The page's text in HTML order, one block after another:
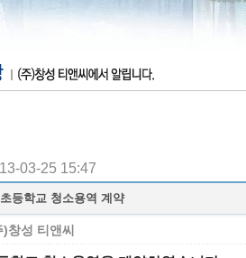
03-25 15:47
등학교 청소용역 계약
)창성 티앤씨